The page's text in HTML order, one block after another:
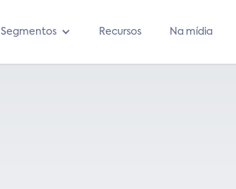
Segmentos Recursos Na mídia